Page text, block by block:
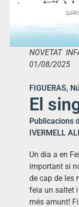
NOVETAT
01/08/2025
FIGUERAS,
El
Publicacions
IVERMELL
Un dia a en
important si
de cap de les
feia un saltet
més amunt!